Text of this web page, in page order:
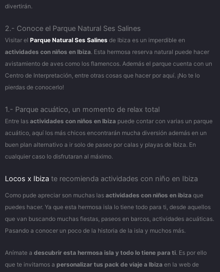
divertirán.
2.- Conoce el Parque Natural Ses Salines
Visitar el Parque Natural Ses Salines de Ibiza es un imperdible en
actividades con niños en Ibiza. Esta hermosa reserva natural puede hacer
avistamiento de aves como los flamencos. Además el parque cuenta con un
Centro de Interpretación, entre otras cosas que hacer por aquí. ¡No te lo
pierdas de conocerlo!
1.- Parque acuático, un momento de relax total
Entre las actividades con niños en Ibiza puede contar con varias un parque
acuático, aquí los más chicos encontrarán mucha diversión además en un
buen plan alternativo a ir solo de paseo por calas y playas de Ibiza. En
cualquier caso lo disfrutaran al máximo.
Locos x Ibiza te recomienda actividades con niño en Ibiza
Como pude apreciar son muchas las actividades con niños en ibiza que
puedes hacer. Ya que esta hermosa isla lo tiene todo para ti, desde aquellos
que van buscando muchas fiestas, paseos en barcos, actividades acuáticas.
Pasando a conocer un poco de la historia de la isla y muchos más.
Anímate a descubrir esta hermosa isla y todo lo tiene para ti. Es por ello
que te invitamos a personalizar tus pack de viaje a Ibiza en la web de